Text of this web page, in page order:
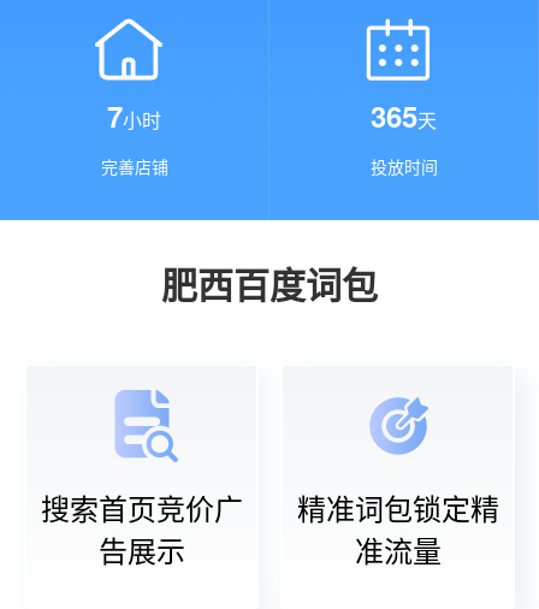
7小时
完善店铺
365天
投放时间
肥西百度词包
搜索首页竞价广
告展示
精准词包锁定精
准流量